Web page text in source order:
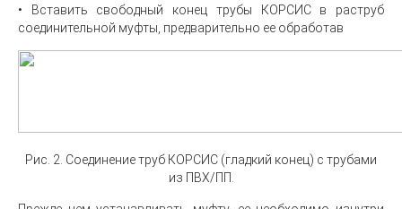
• Вставить свободный конец трубы КОРСИС в раструб
соединительной муфты, предварительно ее обработав
Рис. 2. Соединение труб КОРСИС (гладкий конец) с трубами
из ПВХ/ПП.